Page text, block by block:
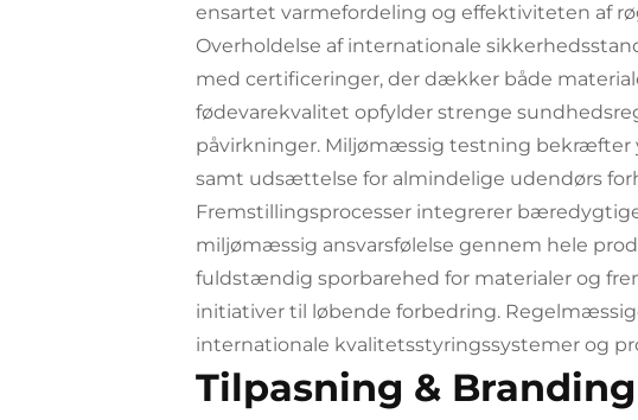
ensartet varmefordeling og effektiviteten af
Overholdelse af internationale
med certificeringer, der dækker både
fødevarekvalitet opfylder strenge
påvirkninger. Miljømæssig testning
samt udsættelse for almindelige udendørs
Fremstillingsprocesser integrerer
miljømæssig ansvarsfølelse gennem hele
fuldstændig sporbarehed for materialer og
initiativer til løbende forbedring.
internationale kvalitetsstyringssystemer og
Tilpasning &